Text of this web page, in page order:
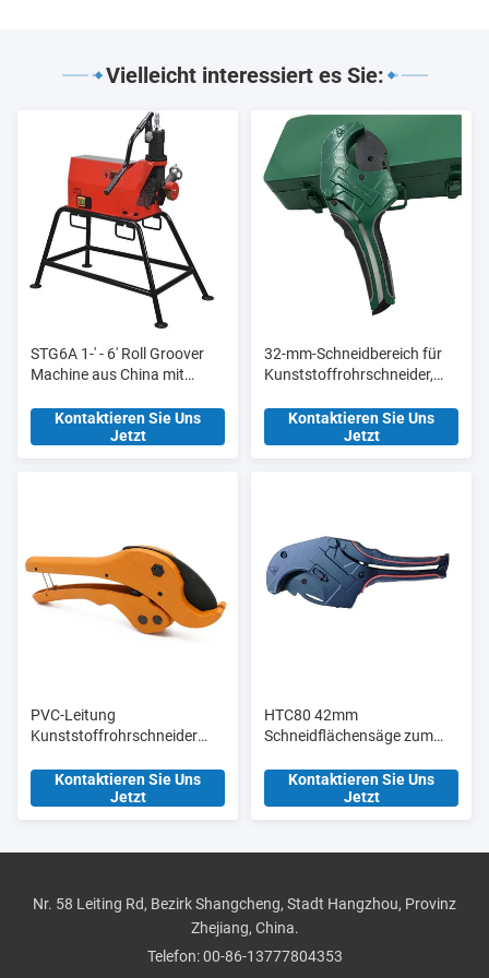
Vielleicht interessiert es Sie:
STG6A 1-' - 6' Roll Groover
Machine aus China mit
Hydraulikpumpe
Kontaktieren Sie Uns
Jetzt
32-mm-Schneidbereich für
Kunststoffrohrschneider,
für Fertigungsanlagen
Kontaktieren Sie Uns
Jetzt
PVC-Leitung
Kunststoffrohrschneider
Manuelle
Aluminiumlegierung Körper
Kontaktieren Sie Uns
Jetzt
HTC80 42mm
Schneidflächensäge zum
Rohrschneidern mit
Kontaktieren Sie Uns
Jetzt
Nr. 58 Leiting Rd, Bezirk Shangcheng, Stadt Hangzhou, Provinz
Zhejiang, China.
Telefon:00-86-13777804353